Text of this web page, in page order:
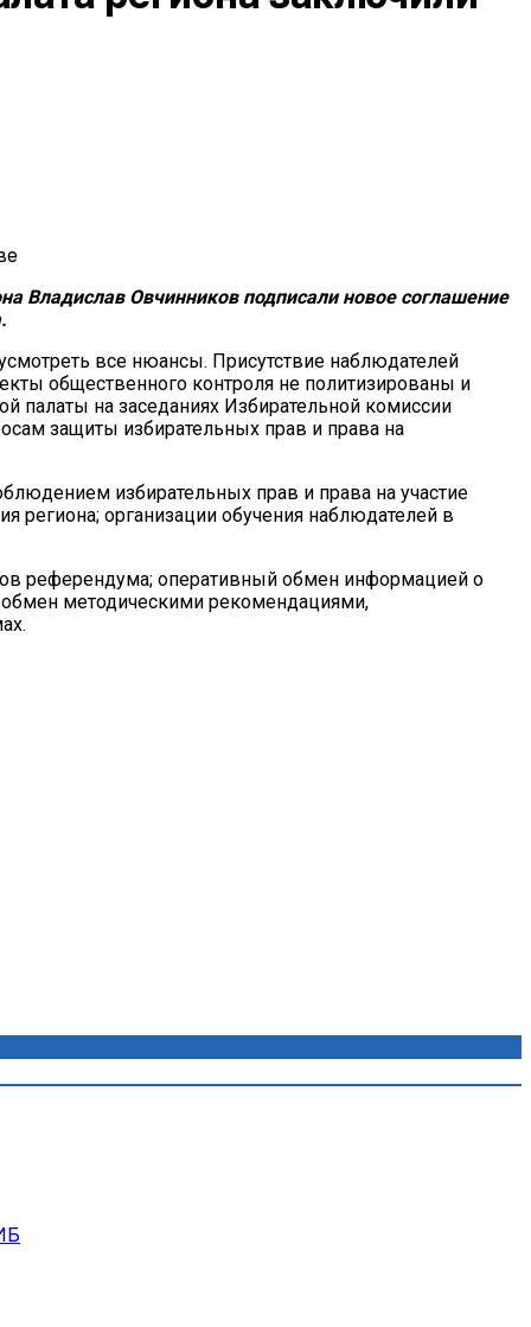
Владислав Овчинников подписали новое соглашение
все нюансы. Присутствие наблюдателей
общественного контроля не политизированы и
палаты на заседаниях Избирательной комиссии
защиты избирательных прав и права на
избирательных прав и права на участие
региона; организации обучения наблюдателей в
референдума; оперативный обмен информацией о
методическими рекомендациями,